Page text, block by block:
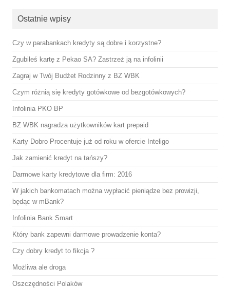
Ostatnie wpisy
Czy w parabankach kredyty są dobre i korzystne?
Zgubiłeś kartę z Pekao SA? Zastrzeż ją na infolinii
Zagraj w Twój Budżet Rodzinny z BZ WBK
Czym różnią się kredyty gotówkowe od bezgotówkowych?
Infolinia PKO BP
BZ WBK nagradza użytkowników kart prepaid
Karty Dobro Procentuje już od roku w ofercie Inteligo
Jak zamienić kredyt na tańszy?
Darmowe karty kredytowe dla firm: 2016
W jakich bankomatach można wypłacić pieniądze bez prowizji,
będąc w mBank?
Infolinia Bank Smart
Który bank zapewni darmowe prowadzenie konta?
Czy dobry kredyt to fikcja ?
Możliwa ale droga
Oszczędności Polaków